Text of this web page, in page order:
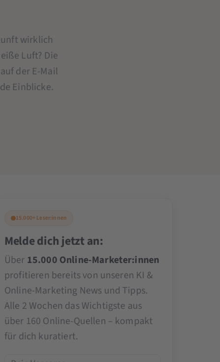
wirklich
Luft? Die
der E-Mail
Einblicke.
15.000+ Leser:innen
Melde dich jetzt an:
Über 15.000 Online-Marketer:innen
profitieren bereits von unseren KI &
Online-Marketing News und Tipps.
Alle 2 Wochen das Wichtigste aus
über 160 Online-Quellen – kompakt
für dich kuratiert.